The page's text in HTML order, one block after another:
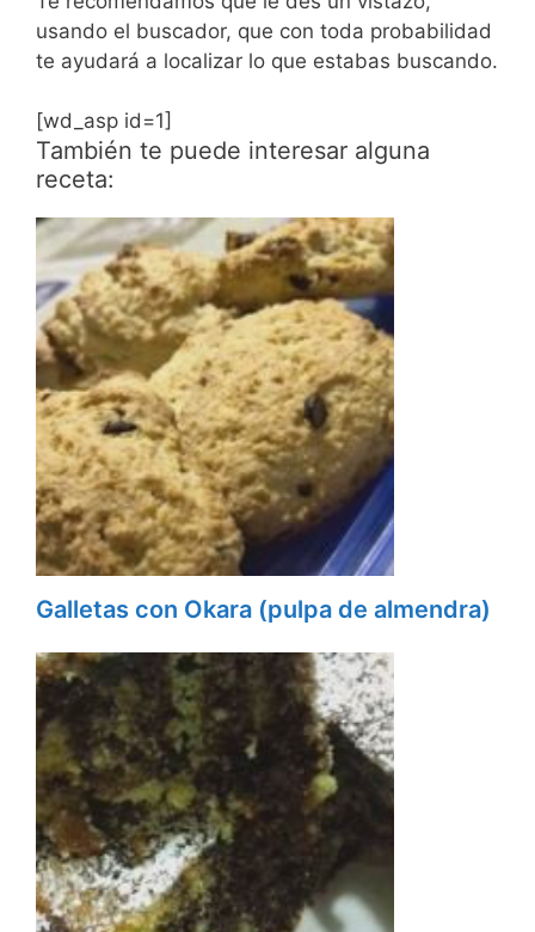
usando el buscador, que con toda probabilidad
te ayudará a localizar lo que estabas buscando.
[wd_asp id=1]
También te puede interesar alguna
receta:
Galletas con Okara (pulpa de almendra)